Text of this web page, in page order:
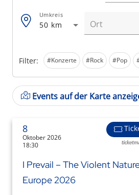
Filter: #Konzerte #Rock #Pop
50 km
Umkreis
Events auf der Karte
8
Oktober 2026
18:30
I Prevail – The Violent
Europe 2026